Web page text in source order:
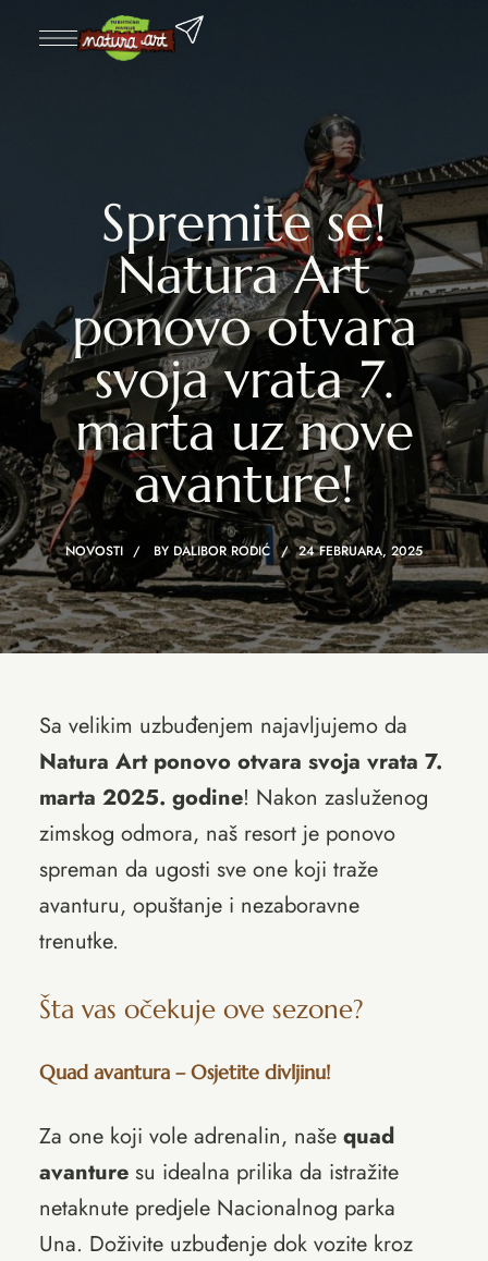
Spremite se!
Natura Art
ponovo otvara
svoja vrata 7.
marta uz nove
avanture!
NOVOSTI BY DALIBOR RODIĆ 24 FEBRUARA, 2025
Sa velikim uzbuđenjem najavljujemo da
Natura Art ponovo otvara svoja vrata 7.
marta 2025. godine! Nakon zasluženog
zimskog odmora, naš resort je ponovo
spreman da ugosti sve one koji traže
avanturu, opuštanje i nezaboravne
trenutke.
Šta vas očekuje ove sezone?
Quad avantura – Osjetite divljinu!
Za one koji vole adrenalin, naše quad
avanturesu idealna prilika da istražite
netaknute predjele Nacionalnog parka
Una. Doživite uzbuđenje dok vozite kroz